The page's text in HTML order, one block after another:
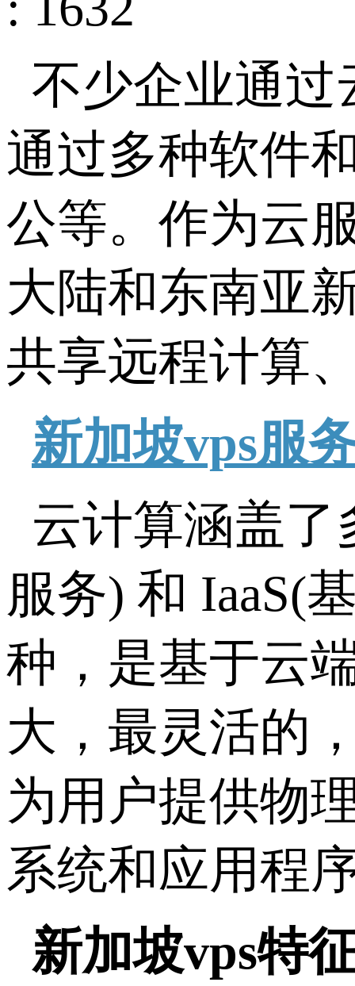
不少企业通过
通过多种软件
公等。作为云
大陆和东南亚
共享远程计算
新加坡vps服
云计算涵盖了
服务) 和 IaaS(
种，是基于云
大，最灵活的
为用户提供物
系统和应用程
新加坡vps特